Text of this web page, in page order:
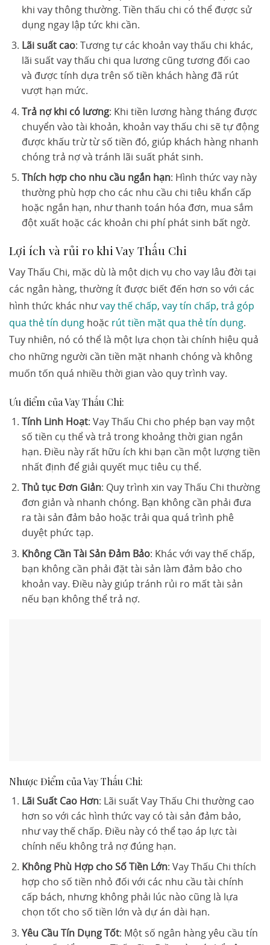
khi vay thông thường. Tiền thấu chi có thể được sử
dụng ngay lập tức khi cần.
Lãi suất cao: Tương tự các khoản vay thấu chi khác,
lãi suất vay thấu chi qua lương cũng tương đối cao
và được tính dựa trên số tiền khách hàng đã rút
vượt hạn mức.
Trả nợ khi có lương: Khi tiền lương hàng tháng được
chuyển vào tài khoản, khoản vay thấu chi sẽ tự động
được khấu trừ từ số tiền đó, giúp khách hàng nhanh
chóng trả nợ và tránh lãi suất phát sinh.
Thích hợp cho nhu cầu ngắn hạn: Hình thức vay này
thường phù hợp cho các nhu cầu chi tiêu khẩn cấp
hoặc ngắn hạn, như thanh toán hóa đơn, mua sắm
đột xuất hoặc các khoản chi phí phát sinh bất ngờ.
Lợi ích và rủi ro khi Vay Thấu Chi
Vay Thấu Chi, mặc dù là một dịch vụ cho vay lâu đời tại
các ngân hàng, thường ít được biết đến hơn so với các
hình thức khác nhưvay thế chấp, vay tín chấp, trả góp
qua thẻ tín dụng hoặc rút tiền mặt qua thẻ tín dụng.
Tuy nhiên, nó có thể là một lựa chọn tài chính hiệu quả
cho những người cần tiền mặt nhanh chóng và không
muốn tốn quá nhiều thời gian vào quy trình vay.
Ưu điểm của Vay Thấu Chi:
Tính Linh Hoạt: Vay Thấu Chi cho phép bạn vay một
số tiền cụ thể và trả trong khoảng thời gian ngắn
hạn. Điều này rất hữu ích khi bạn cần một lượng tiền
nhất định để giải quyết mục tiêu cụ thể.
Thủ tục Đơn Giản: Quy trình xin vay Thấu Chi thường
đơn giản và nhanh chóng. Bạn không cần phải đưa
ra tài sản đảm bảo hoặc trải qua quá trình phê
duyệt phức tạp.
Không Cần Tài Sản Đảm Bảo: Khác với vay thế chấp,
bạn không cần phải đặt tài sản làm đảm bảo cho
khoản vay. Điều này giúp tránh rủi ro mất tài sản
nếu bạn không thể trả nợ.
Nhược Điểm của Vay Thấu Chi:
Lãi Suất Cao Hơn: Lãi suất Vay Thấu Chi thường cao
hơn so với các hình thức vay có tài sản đảm bảo,
như vay thế chấp. Điều này có thể tạo áp lực tài
chính nếu không trả nợ đúng hạn.
Không Phù Hợp cho Số Tiền Lớn: Vay Thấu Chi thích
hợp cho số tiền nhỏ đối với các nhu cầu tài chính
cấp bách, nhưng không phải lúc nào cũng là lựa
chọn tốt cho số tiền lớn và dự án dài hạn.
Yêu Cầu Tín Dụng Tốt: Một số ngân hàng yêu cầu tín